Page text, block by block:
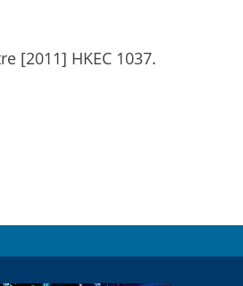
[2011] HKEC 1037.